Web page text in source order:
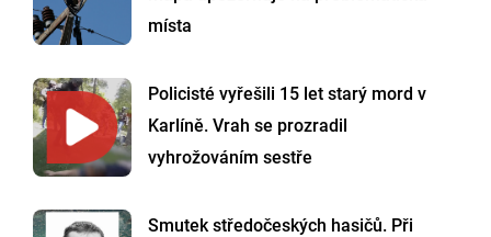
místa
Policisté vyřešili 15 let starý mord v
Karlíně. Vrah se prozradil
vyhrožováním sestře
Smutek středočeských hasičů. Při